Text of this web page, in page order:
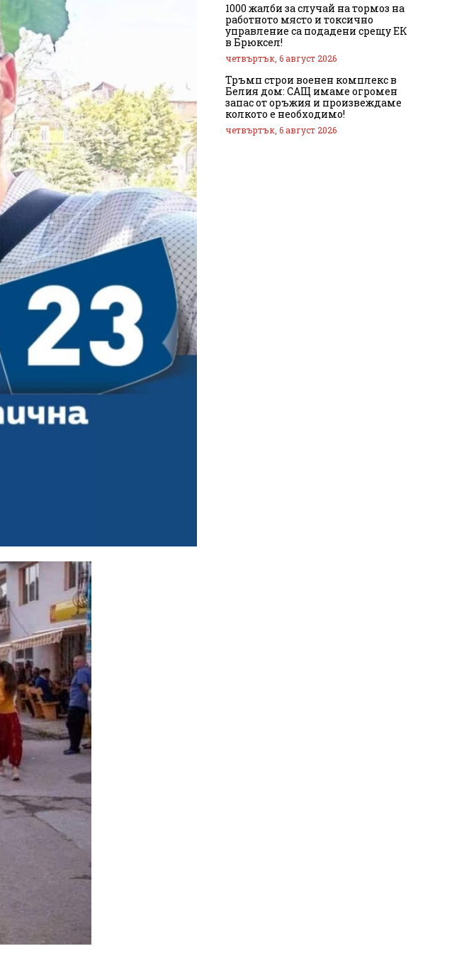
1000 жалби за случай на тормоз на
работното място и токсично
управление са подадени срещу ЕК
в Брюксел!
четвъртък, 6 август 2026
Тръмп строи военен комплекс в
Белия дом: САЩ имаме огромен
запас от оръжия и произвеждаме
колкото е необходимо!
четвъртък, 6 август 2026